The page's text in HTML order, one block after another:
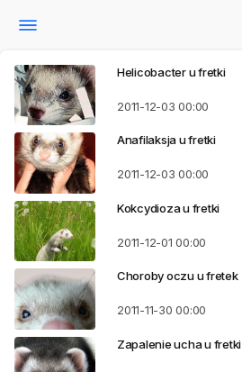
Helicobacter u fretki
2011-12-0300:00
Anafilaksja u fretki
2011-12-0300:00
Kokcydioza u fretki
2011-12-0100:00
Choroby oczu u fretek
2011-11-3000:00
Zapalenie ucha u fretki